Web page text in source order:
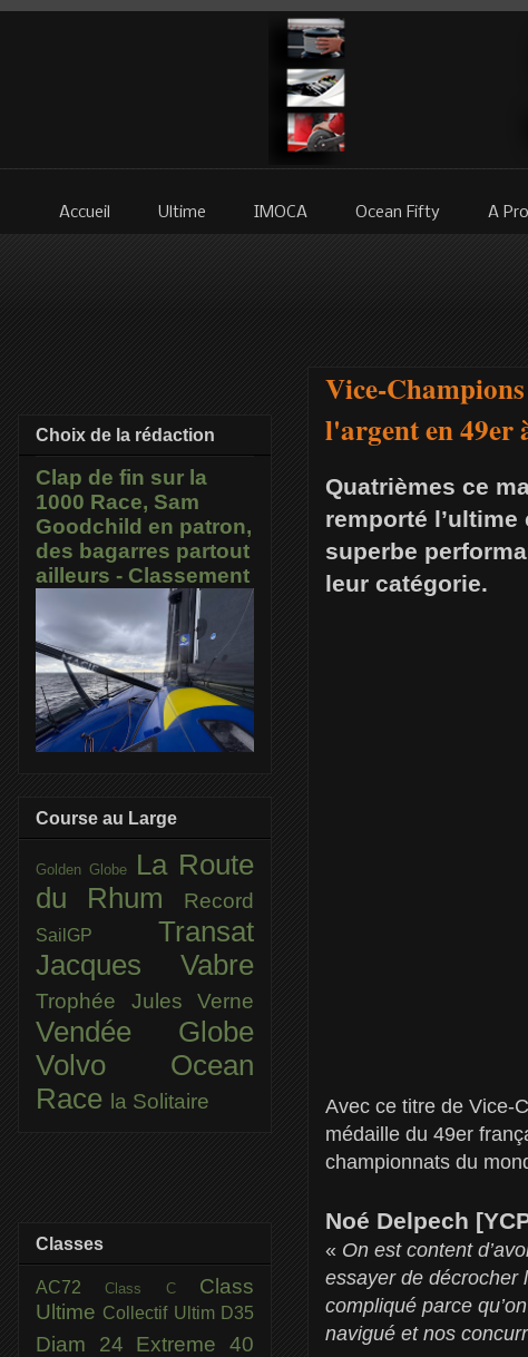
Accueil Ultime IMOCA Ocean Fifty A
Vice-
l'argent en 49er
Quatrièmes ce
remporté
superbe
leur catégorie.
Avec ce titre de Vice-
médaille du 49er
championnats du
Noé Delpech
« On est content
essayer de décrocher
compliqué parce
navigué et nos
Choix de la rédaction
Clap de fin sur la
1000 Race, Sam
Goodchild en patron,
des bagarres partout
ailleurs - Classement
Course au Large
Golden Globe
La Route
du Rhum
Record
SailGP Transat
Jacques Vabre
Trophée Jules Verne
Vendée Globe
Volvo Ocean
Race la Solitaire
Classes
AC72Class C Class
Ultime Collectif Ultim D35
Diam 24 Extreme 40